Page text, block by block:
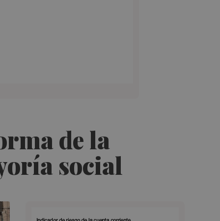
de la
social